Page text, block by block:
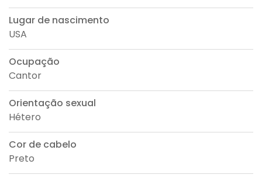
Lugar de nascimento
USA
Ocupação
Cantor
Orientação sexual
Hétero
Cor de cabelo
Preto